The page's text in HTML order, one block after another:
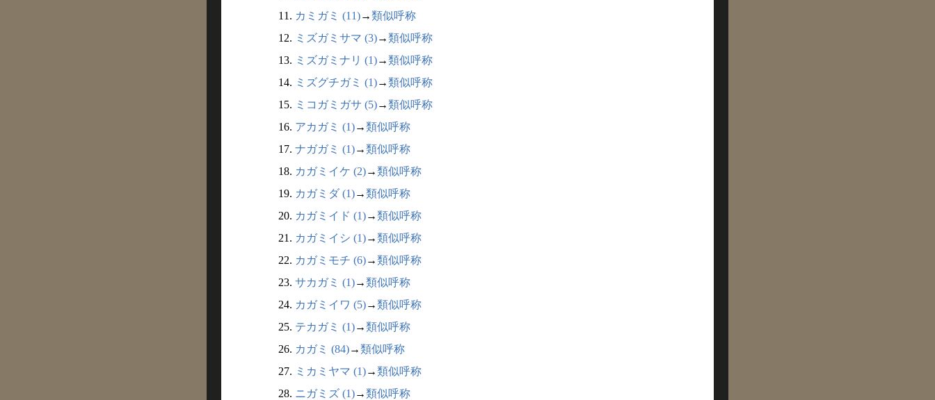
11. カミガミ (11)→類似呼称
12. ミズガミサマ (3)→類似呼称
13. ミズガミナリ (1)→類似呼称
14. ミズグチガミ (1)→類似呼称
15. ミコガミガサ (5)→類似呼称
16. アカガミ (1)→類似呼称
17. ナガガミ (1)→類似呼称
18. カガミイケ (2)→類似呼称
19. カガミダ (1)→類似呼称
20. カガミイド (1)→類似呼称
21. カガミイシ (1)→類似呼称
22. カガミモチ (6)→類似呼称
23. サカガミ (1)→類似呼称
24. カガミイワ (5)→類似呼称
25. テカガミ (1)→類似呼称
26. カガミ (84)→類似呼称
27. ミカミヤマ (1)→類似呼称
28. ニガミズ (1)→類似呼称